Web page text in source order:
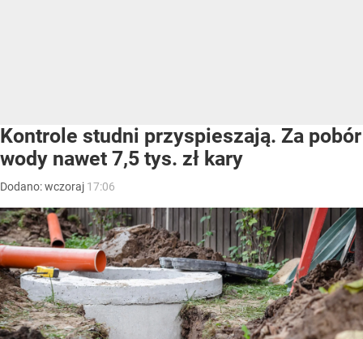
Kontrole studni przyspieszają. Za pobór
wody nawet 7,5 tys. zł kary
Dodano:wczoraj 17:06